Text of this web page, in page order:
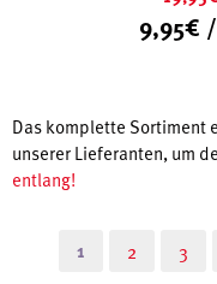
9,95€
Das komplette Sortiment
unserer Lieferanten, um
entlang!
1 2 3